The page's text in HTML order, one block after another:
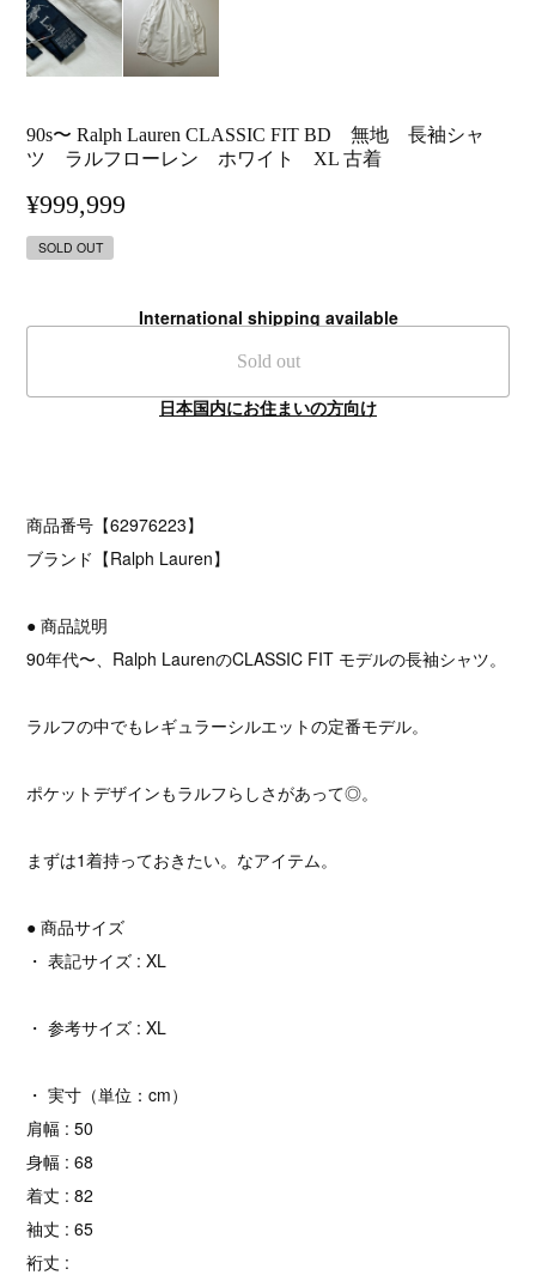
90s〜 Ralph Lauren CLASSIC FIT BD 無地 長袖シャ
ツ ラルフローレン ホワイト XL 古着
¥999,999
SOLD OUT
International shipping available
Sold out
日本国内にお住まいの方向け
商品番号【62976223】
ブランド【Ralph Lauren】
● 商品説明
90年代〜、Ralph LaurenのCLASSIC FIT モデルの長袖シャツ。
ラルフの中でもレギュラーシルエットの定番モデル。
ポケットデザインもラルフらしさがあって◎。
まずは1着持っておきたい。なアイテム。
● 商品サイズ
・ 表記サイズ : XL
・ 参考サイズ : XL
・ 実寸（単位：cm）
肩幅 : 50
身幅 : 68
着丈 : 82
袖丈 : 65
裄丈 :